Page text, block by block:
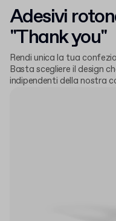
Adesivi
"Thank you"
Rendi unica la tua
Basta scegliere il design
indipendenti della nostra